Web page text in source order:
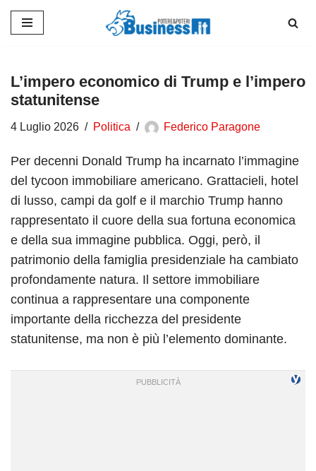
contenuto
L’impero economico di Trump e l’impero
statunitense
4 Luglio 2026 Politica Federico Paragone
Per decenni Donald Trump ha incarnato l’immagine
del tycoon immobiliare americano. Grattacieli, hotel
di lusso, campi da golf e il marchio Trump hanno
rappresentato il cuore della sua fortuna economica
e della sua immagine pubblica. Oggi, però, il
patrimonio della famiglia presidenziale ha cambiato
profondamente natura. Il settore immobiliare
continua a rappresentare una componente
importante della ricchezza del presidente
statunitense, ma non è più l’elemento dominante.